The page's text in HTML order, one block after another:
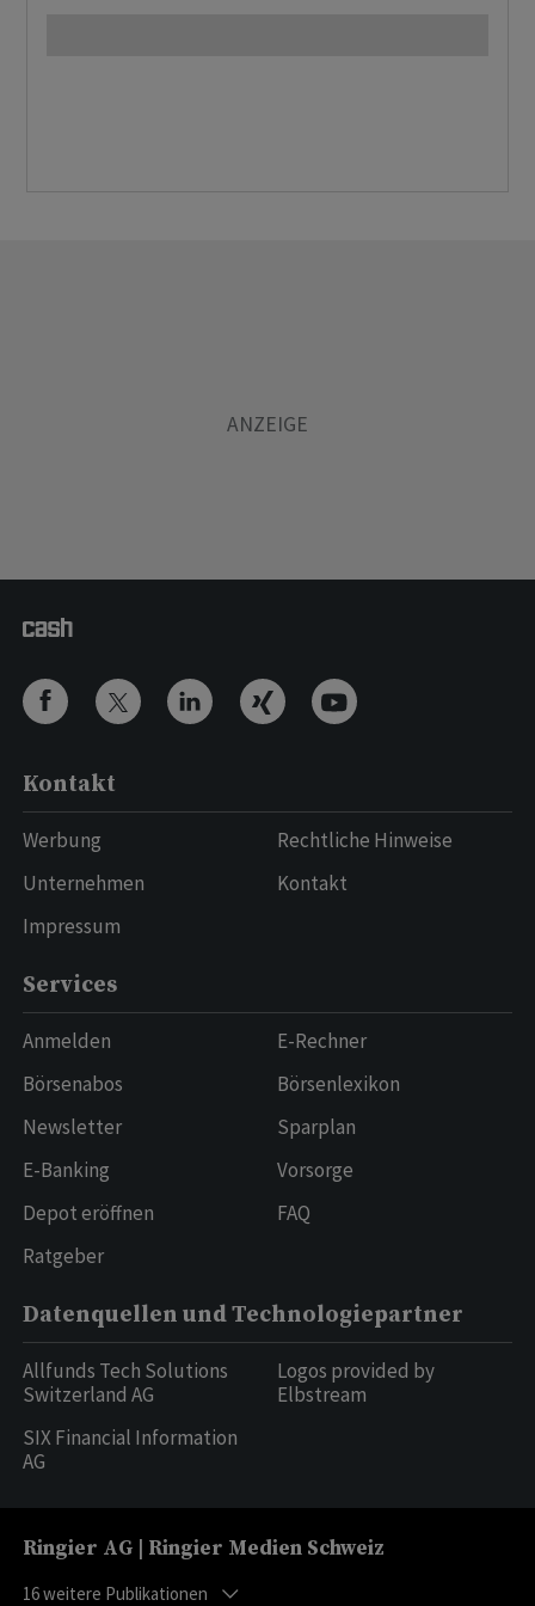
Kontakt
Werbung
Unternehmen
Impressum
Rechtliche Hinweise
Kontakt
Services
Anmelden
Börsenabos
Newsletter
E-Banking
Depot eröffnen
Ratgeber
E-Rechner
Börsenlexikon
Sparplan
Vorsorge
FAQ
Datenquellen und Technologiepartner
Allfunds Tech Solutions
Switzerland AG
SIX Financial Information
AG
Logos provided by
Elbstream
Ringier AG | Ringier Medien Schweiz
16weitere Publikationen